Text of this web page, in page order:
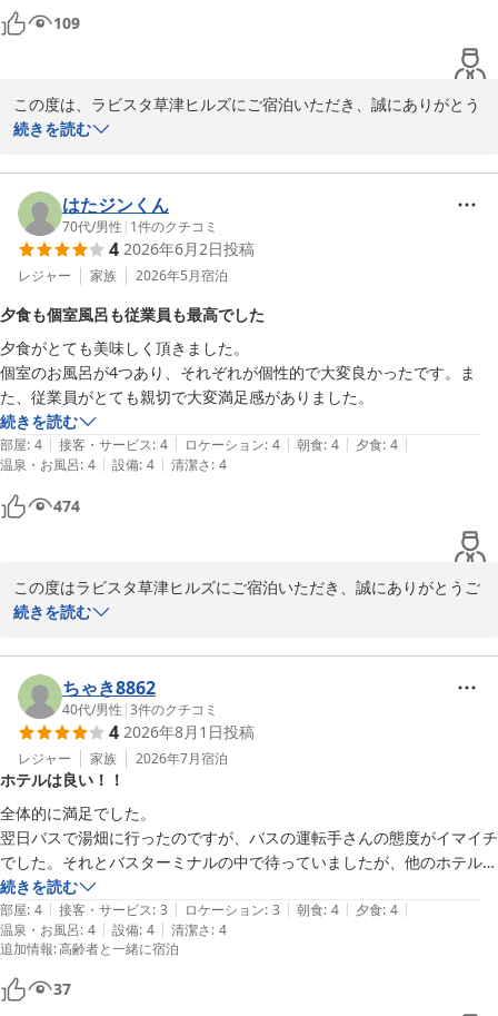
ラビスタ草津ヒルズ（共立リゾート）
109
この度は、ラビスタ草津ヒルズにご宿泊いただき、誠にありがとう
ございます。
嬉しく存じます。
お客様にとって素敵な思い出となりましたこと、そして草津温泉の
印象までより良いものとなったとのお言葉を頂戴し、スタッフ一同
大変光栄に存じます。
また、スタッフへの温かいお褒めのお言葉もお寄せいただき、誠に
よりの励みでございます。
次回草津へお越しの際にも、ぜひ当館へお立ち寄りいただき、ゆっ
たりとしたひとときをお過ごしいただけましたら幸いです。
お客様に再びお会いできます日を、スタッフ一同心よりお待ち申し
上げております。
ラビスタ草津ヒルズ　フロント　堂坂
ラビスタ草津ヒルズ（共立リゾート）
続きを読む
はたジンくん
70代/男性 | 1件のクチコミ
4 2026年6月2日投稿
レジャー 家族 2026年5月宿泊
夕食も個室風呂も従業員も最高でした
夕食がとても美味しく頂きました。
個室のお風呂が4つあり、それぞれが個性的で大変良かったです。ま
た、従業員がとても親切で大変満足感がありました。
続きを読む
部屋: 4 | 接客・サービス: 4 | ロケーション: 4 | 朝食: 4 | 夕食: 4 |
温泉・お風呂: 4 | 設備: 4 | 清潔さ: 4
474
この度はラビスタ草津ヒルズにご宿泊いただき、誠にありがとうご
ざいます。
いただき、心より感謝申し上げます。
お食事につきまして「とても美味しかった」とのお言葉をいただ
き、レストランスタッフにとって何よりの励みとなります。
また、当館の貸切露天風呂もお楽しみいただけたご様子を大変嬉し
く拝読いたしました。
当館では、湯畑源泉と万代鉱源泉の2種類の源泉をお楽しみいただ
ける貸切露天風呂を4か所ご用意しており、それぞれ異なる趣や雰
囲気の中で温泉をご満喫いただけます。
お気に入りのお風呂を見つけながら、ゆったりとしたひとときをお
過ごしいただけましたら幸いです。
さらに、スタッフの対応についてお褒めのお言葉を頂戴し、大変光
栄に存じます。
お客様に気持ちよくお過ごしいただけるよう努めておりますので、
このようなお声はスタッフ一同の大きな励みでございます。
今後も皆様にご満足いただけるおもてなしとサービスをご提供でき
続きを読む
ちゃき8862
40代/男性 |3件のクチコミ
4 2026年8月1日投稿
レジャー 家族 2026年7月宿泊
ホテルは良い！！
全体的に満足でした。
翌日バスで湯畑に行ったのですが、バスの運転手さんの態度がイマイチ
でした。それとバスターミナルの中で待っていましたが、他のホテルの
方はどこどき行きです！と声かけてたのに声かけなどなくマイクロバス
の影にかくれて車がみえず、行ってしまいました。ちゃんと説明がない
とどこで待ってればいいかイマイチわかりません。
続きを読む
部屋: 4 | 接客・サービス: 3 | ロケーション: 3 | 朝食: 4 | 夕食: 4 |
温泉・お風呂: 4 | 設備: 4 | 清潔さ: 4
追加情報:高齢者と一緒に宿泊
37